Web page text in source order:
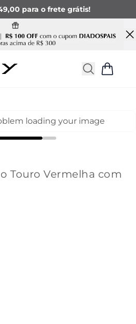
para o frete grátis!
loading your image
Touro Vermelha com